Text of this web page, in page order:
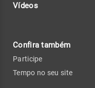
Vídeos
Confira também
Participe
Tempo no seu site